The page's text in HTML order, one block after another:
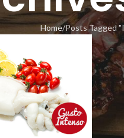
Home Posts Tagged